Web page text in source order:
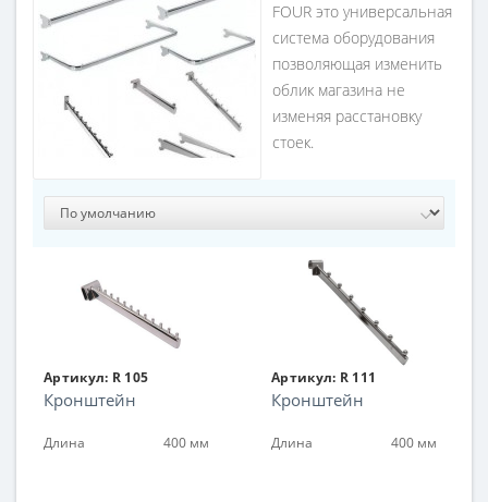
FOUR это универсальная
система оборудования
позволяющая изменить
облик магазина не
изменяя расстановку
стоек.
Артикул: R 105
Кронштейн
Длина 400 мм
Артикул: R 111
Кронштейн
Длина 400 мм